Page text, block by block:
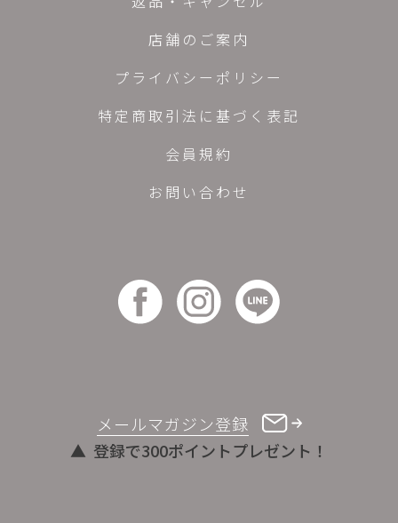
メールマガジン登録
登録で300ポイントプレゼント！
店舗のご案内
プライバシーポリシー
特定商取引法に基づく表記
会員規約
お問い合わせ